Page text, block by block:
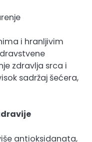
i hranljivim
zdravlja srca i
sadržaj šećera,
antioksidanata,